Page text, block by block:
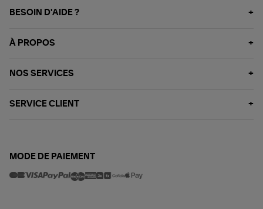
BESOIN D'AIDE ?
À PROPOS
NOS SERVICES
SERVICE CLIENT
MODE DE PAIEMENT